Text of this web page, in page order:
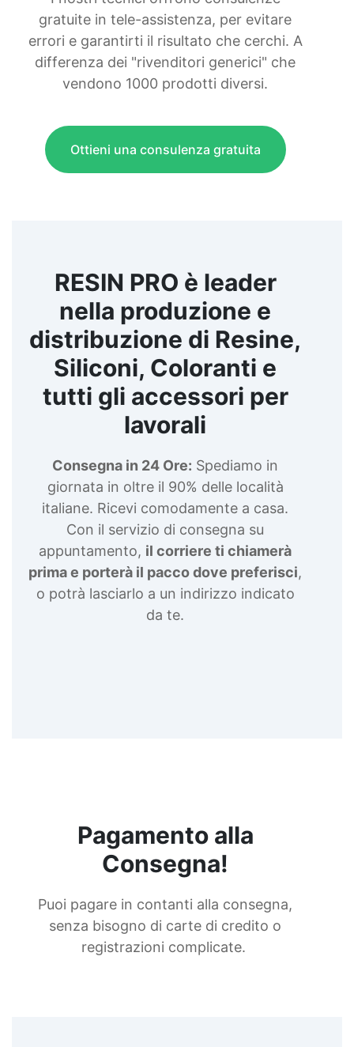
gratuite in tele-assistenza, per evitare
errori e garantirti il risultato che cerchi. A
differenza dei "rivenditori generici" che
vendono 1000 prodotti diversi.
Ottieni una consulenza gratuita
RESIN PRO è leader
nella produzione e
distribuzione di Resine,
Siliconi, Coloranti e
tutti gli accessori per
lavorali
Consegna in 24 Ore: Spediamo in
giornata in oltre il 90% delle località
italiane. Ricevi comodamente a casa.
Con il servizio di consegna su
appuntamento, il corriere ti chiamerà
prima e porterà il pacco dove preferisci,
o potrà lasciarlo a un indirizzo indicato
da te.
Pagamento alla
Consegna!
Puoi pagare in contanti alla consegna,
senza bisogno di carte di credito o
registrazioni complicate.